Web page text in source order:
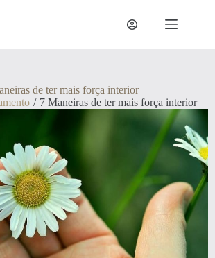
de ter mais força interior
/ 7 Maneiras de ter mais força interior